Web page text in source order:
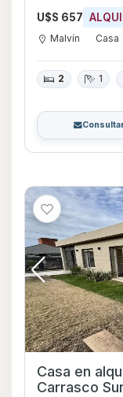
U$S 657
Malvín Casa
2 1
Casa en
Carrasco